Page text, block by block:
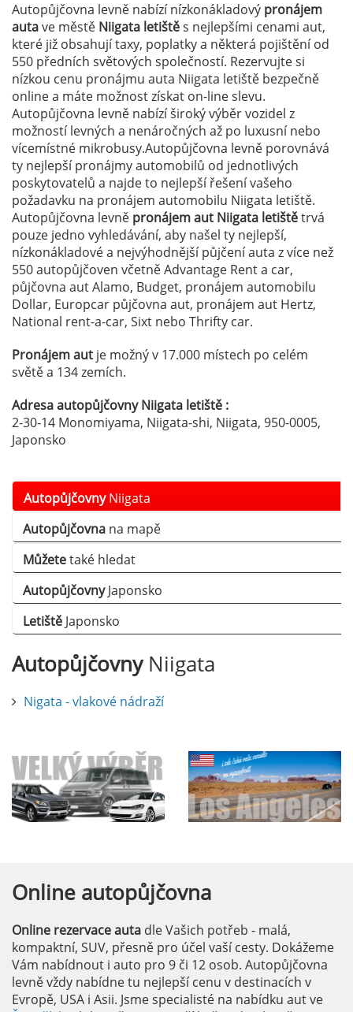
Autopůjčovna levně nabízí nízkonákladový pronájem
autave městě Niigata letištěs nejlepšími cenami aut,
které již obsahují taxy, poplatky a některá pojištění od
550 předních světových společností. Rezervujte si
nízkou cenu pronájmu auta Niigata letiště bezpečně
online a máte možnost získat on-line slevu.
Autopůjčovna levně nabízí široký výběr vozidel z
možností levných a nenáročných až po luxusní nebo
vícemístné mikrobusy.Autopůjčovna levně porovnává
ty nejlepší pronájmy automobilů od jednotlivých
poskytovatelů a najde to nejlepší řešení vašeho
požadavku na pronájem automobilu Niigata letiště.
Autopůjčovna levně pronájem aut Niigata letištětrvá
pouze jedno vyhledávání, aby našel ty nejlepší,
nízkonákladové a nejvýhodnější půjčení auta z více než
550 autopůjčoven včetně Advantage Rent a car,
půjčovna aut Alamo, Budget, pronájem automobilu
Dollar, Europcar půjčovna aut, pronájem aut Hertz,
National rent-a-car, Sixt nebo Thrifty car.
Pronájem aut je možný v 17.000 místech po celém
světě a 134 zemích.
Adresa autopůjčovny Niigata letiště :
2-30-14 Monomiyama, Niigata-shi, Niigata, 950-0005,
Japonsko
AutopůjčovnyNiigata
Autopůjčovna na mapě
Můžetetaké hledat
AutopůjčovnyJaponsko
Letiště Japonsko
AutopůjčovnyNiigata
Nigata - vlakové nádraží
Online autopůjčovna
Online rezervace auta dle Vašich potřeb - malá,
kompaktní, SUV, přesně pro účel vaší cesty. Dokážeme
Vám nabídnout i auto pro 9 či 12 osob. Autopůjčovna
levně vždy nabídne tu nejlepší cenu v destinacích v
Evropě, USA i Asii. Jsme specialisté na nabídku aut ve